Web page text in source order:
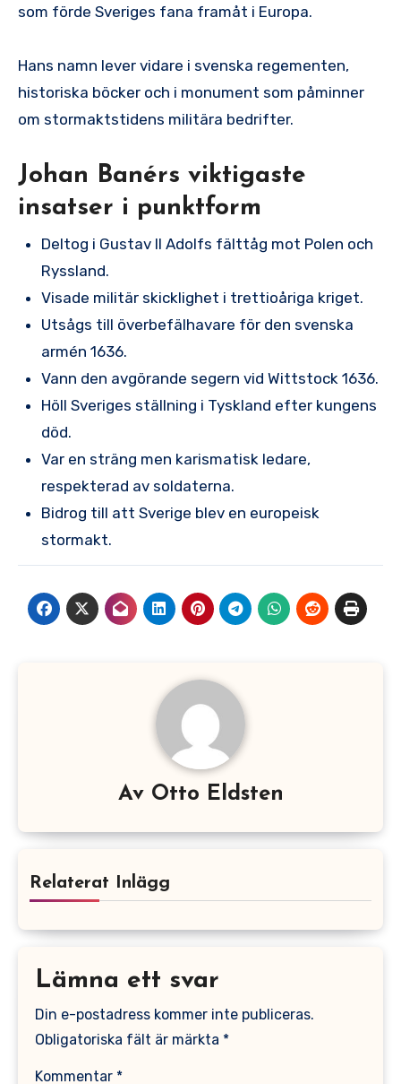
som förde Sveriges fana framåt i Europa.
Hans namn lever vidare i svenska regementen,
historiska böcker och i monument som påminner
om stormaktstidens militära bedrifter.
Johan Banérs viktigaste
insatser i punktform
Deltog i Gustav II Adolfs fälttåg mot Polen och
Ryssland.
Visade militär skicklighet i trettioåriga kriget.
Utsågs till överbefälhavare för den svenska
armén 1636.
Vann den avgörande segern vid Wittstock 1636.
Höll Sveriges ställning i Tyskland efter kungens
död.
Var en sträng men karismatisk ledare,
respekterad av soldaterna.
Bidrog till att Sverige blev en europeisk
stormakt.
Av Otto Eldsten
Relaterat Inlägg
Lämna ett svar
Din e-postadress kommer inte publiceras.
Obligatoriska fält är märkta *
Kommentar *